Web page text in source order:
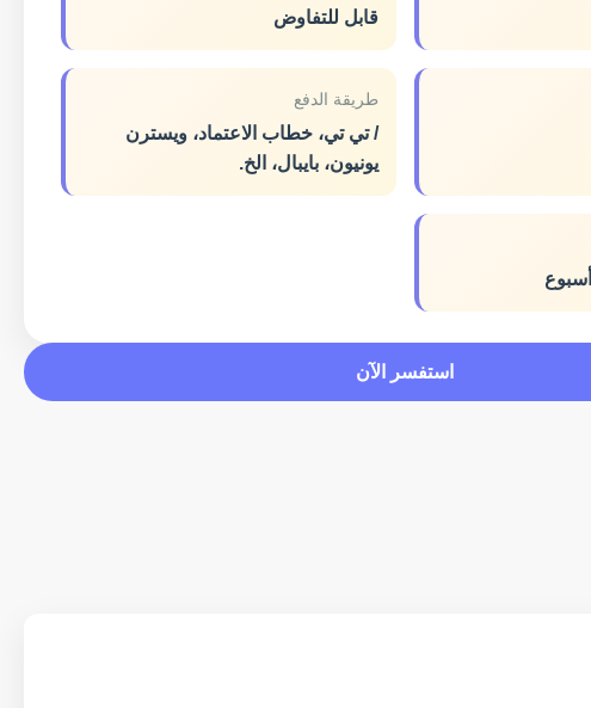
قابل للتفاوض
طريقة الدفع
/ تي تي، خطاب الاعتماد، ويسترن
يونيون، بايبال، الخ.
استفسر الآن